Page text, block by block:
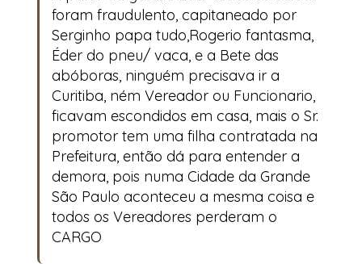
foram fraudulento, capitaneado por
Serginho papa tudo,Rogerio fantasma,
Éder do pneu/ vaca, e a Bete das
abóboras, ninguém precisava ir a
Curitiba, ném Vereador ou Funcionario,
ficavam escondidos em casa, mais o Sr.
promotor tem uma filha contratada na
Prefeitura, então dá para entender a
demora, pois numa Cidade da Grande
São Paulo aconteceu a mesma coisa e
todos os Vereadores perderam o
CARGO